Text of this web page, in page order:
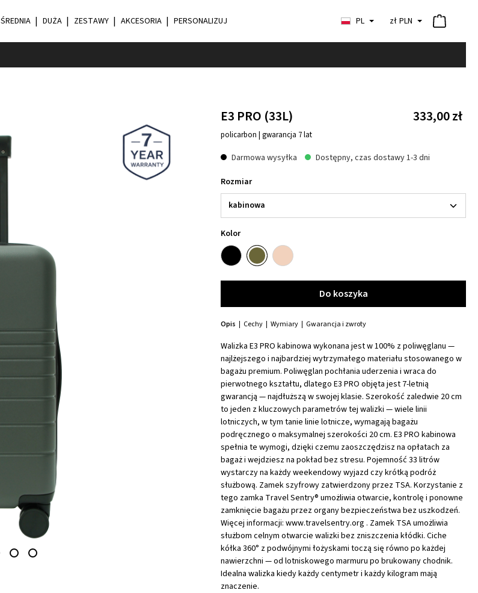
ŚREDNIA DUŻA ZESTAWY AKCESORIA PERSONALIZUJ PL zł PLN
E3 PRO (33L)
policarbon | gwarancja 7 lat
333,00 zł
Darmowa wysyłka
Dostępny, czas dostawy 1-3 dni
Rozmiar
Kolor
Do koszyka
Do koszyka
Opis
Walizka E3 PRO kabinowa wykonana jest w 100% z poliwęglanu —
najlżejszego i najbardziej wytrzymałego materiału stosowanego w
bagażu premium. Poliwęglan pochłania uderzenia i wraca do
pierwotnego kształtu, dlatego E3 PRO objęta jest 7-letnią
gwarancją — najdłuższą w swojej klasie. Szerokość zaledwie 20 cm
to jeden z kluczowych parametrów tej walizki — wiele linii
lotniczych, w tym tanie linie lotnicze, wymagają bagażu
podręcznego o maksymalnej szerokości 20 cm. E3 PRO kabinowa
spełnia te wymogi, dzięki czemu zaoszczędzisz na opłatach za
bagaż i wejdziesz na pokład bez stresu. Pojemność 33 litrów
wystarczy na każdy weekendowy wyjazd czy krótką podróż
służbową. Zamek szyfrowy zatwierdzony przez TSA. Korzystanie z
tego zamka Travel Sentry® umożliwia otwarcie, kontrolę i ponowne
zamknięcie bagażu przez organy bezpieczeństwa bez uszkodzeń.
Więcej informacji: www.travelsentry.org . Zamek TSA umożliwia
służbom celnym otwarcie walizki bez zniszczenia kłódki. Ciche
kółka 360° z podwójnymi łożyskami toczą się równo po każdej
nawierzchni — od lotniskowego marmuru po brukowany chodnik.
Idealna walizka kiedy każdy centymetr i każdy kilogram mają
znaczenie.
Cechy Wymiary Gwarancja i zwroty